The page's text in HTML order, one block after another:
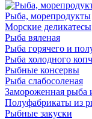
Рыба, морепродукты
Морские деликатесы
Рыба вяленая
Рыба горячего и
Рыба холодного
Рыбные консервы
Рыба слабосоленая
Замороженная рыба
Полуфабрикаты из
Рыбные закуски